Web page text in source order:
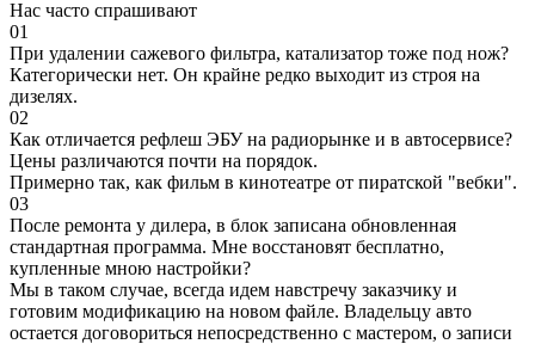
Нас часто спрашивают
01
При удалении сажевого фильтра, катализатор тоже под нож?
Категорически нет. Он крайне редко выходит из строя на
дизелях.
02
Как отличается рефлеш ЭБУ на радиорынке и в автосервисе?
Цены различаются почти на порядок.
Примерно так, как фильм в кинотеатре от пиратской "вебки".
03
После ремонта у дилера, в блок записана обновленная
стандартная программа. Мне восстановят бесплатно,
купленные мною настройки?
Мы в таком случае, всегда идем навстречу заказчику и
готовим модификацию на новом файле. Владельцу авто
остается договориться непосредственно с мастером, о записи